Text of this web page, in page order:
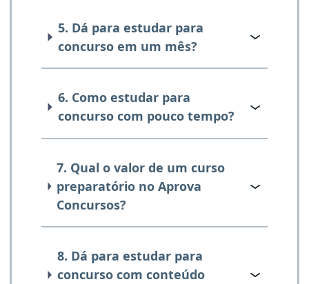
5. Dá para estudar para
concurso em um mês?
6. Como estudar para
concurso com pouco tempo?
7. Qual o valor de um curso
preparatório no Aprova
Concursos?
8. Dá para estudar para
concurso com conteúdo